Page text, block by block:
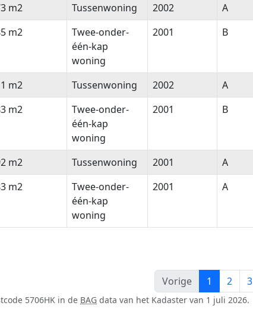
m2 Tussenwoning 2002 A
m2
Twee-onder-
één-kap
woning
2001 B
m2 Tussenwoning 2002 A
m2
Twee-onder-
één-kap
woning
2001 B
m2 Tussenwoning 2001 A
m2
Twee-onder-
één-kap
woning
2001 A
Vorige
1 2 3
5706HK in de BAG data van het Kadaster van 1 juli 2026.